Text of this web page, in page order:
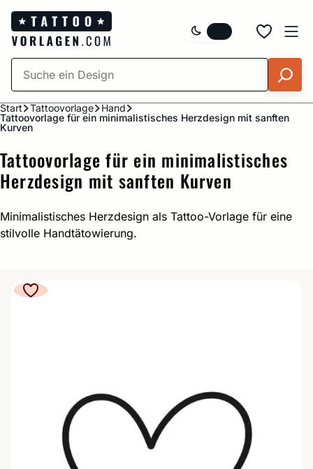
Zum
Inhalt
springen
Start Tattoovorlage
Hand
Tattoovorlage für ein minimalistisches Herzdesign mit sanften
Kurven
Tattoovorlage für ein minimalistisches
Herzdesign mit sanften Kurven
Minimalistisches Herzdesign als Tattoo-Vorlage für eine
stilvolle Handtätowierung.